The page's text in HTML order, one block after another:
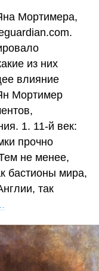
Мортимера,
из них
влияние
Мортимер
1. 11-й век:
прочно
не менее,
бастионы мира,
так